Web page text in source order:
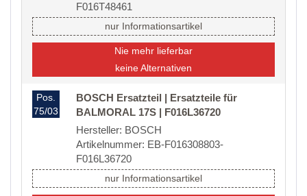
F016T48461
nur Informationsartikel
Nie mehr lieferbar
keine Alternativen
Pos.
75/03
BOSCH Ersatzteil | Ersatzteile für
BALMORAL 17S | F016L36720
Hersteller: BOSCH
Artikelnummer: EB-F016308803-
F016L36720
nur Informationsartikel